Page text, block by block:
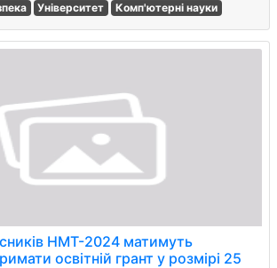
Університет Комп'ютерні науки
НМТ-2024 матимуть
освітній грант у розмірі 25